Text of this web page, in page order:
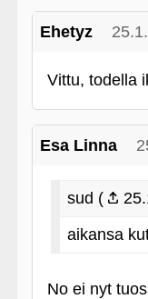
Ehetyz
Vittu, todella
Esa Linna
sud (
aikansa
No ei nyt